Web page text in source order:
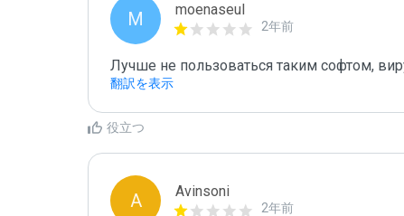
M moenaseul
2年前
Лучше не пользоваться таким софтом,
翻訳を表示
役立つ
A Avinsoni
2年前